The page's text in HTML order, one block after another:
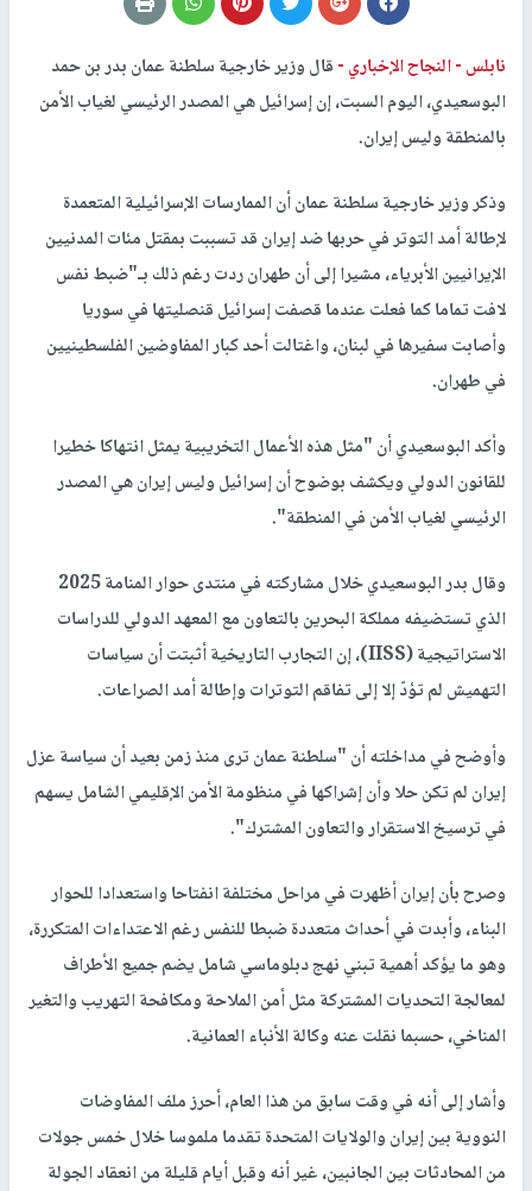
نابلس -النجاح الإخباري -قال وزير خارجية سلطنة عمان بدر بن حمد
البوسعيدي، اليوم السبت، إن إسرائيل هي المصدر الرئيسي لغياب الأمن
بالمنطقة وليس إيران.
وذكر وزير خارجية سلطنة عمان أن الممارسات الإسرائيلية المتعمدة
لإطالة أمد التوتر في حربها ضد إيران قد تسببت بمقتل مئات المدنيين
الإيرانيين الأبرياء، مشيرا إلى أن طهران ردت رغم ذلك بـ"ضبط نفس
لافت تماما كما فعلت عندما قصفت إسرائيل قنصليتها في سوريا
وأصابت سفيرها في لبنان، واغتالت أحد كبار المفاوضين الفلسطينيين
في طهران.
وأكد البوسعيدي أن "مثل هذه الأعمال التخريبية يمثل انتهاكا خطيرا
للقانون الدولي ويكشف بوضوح أن إسرائيل وليس إيران هي المصدر
الرئيسي لغياب الأمن في المنطقة".
وقال بدر البوسعيدي خلال مشاركته في منتدى حوار المنامة 2025
الذي تستضيفه مملكة البحرين بالتعاون مع المعهد الدولي للدراسات
الاستراتيجية (IISS)، إن التجارب التاريخية أثبتت أن سياسات
التهميش لم تؤدّ إلا إلى تفاقم التوترات وإطالة أمد الصراعات.
وأوضح في مداخلته أن "سلطنة عمان ترى منذ زمن بعيد أن سياسة عزل
إيران لم تكن حلا وأن إشراكها في منظومة الأمن الإقليمي الشامل يسهم
في ترسيخ الاستقرار والتعاون المشترك".
وصرح بأن إيران أظهرت في مراحل مختلفة انفتاحا واستعدادا للحوار
البناء، وأبدت في أحداث متعددة ضبطا للنفس رغم الاعتداءات المتكررة،
وهو ما يؤكد أهمية تبني نهج دبلوماسي شامل يضم جميع الأطراف
لمعالجة التحديات المشتركة مثل أمن الملاحة ومكافحة التهريب والتغير
المناخي، حسبما نقلت عنه وكالة الأنباء العمانية.
وأشار إلى أنه في وقت سابق من هذا العام، أحرز ملف المفاوضات
النووية بين إيران والولايات المتحدة تقدما ملموسا خلال خمس جولات
من المحادثات بين الجانبين، غير أنه وقبل أيام قليلة من انعقاد الجولة